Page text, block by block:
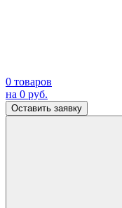
0 товаров
на 0 руб.
Оставить заявку